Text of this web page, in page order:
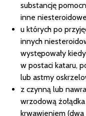
substancję
inne
u których po
innych
występowały
w postaci kataru,
lub astmy
z czynną lub
wrzodową
krwawieniem